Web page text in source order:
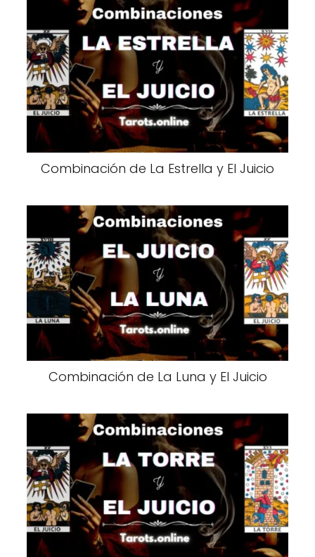
Combinación de La Estrella y El Juicio
Combinación de La Luna y El Juicio